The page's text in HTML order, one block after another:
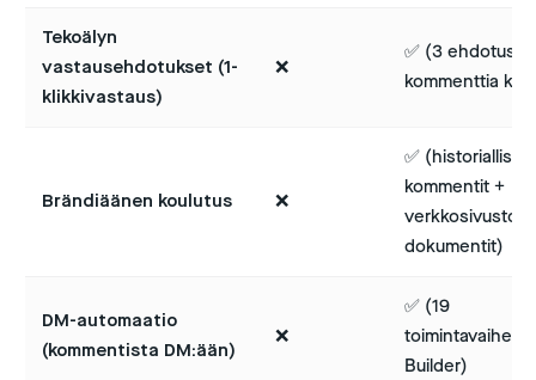
Tekoälyn
vastausehdotukset (1-
klikkivastaus)
❌
✅ (3 ehdotusta
kommenttia
Brändiäänen koulutus ❌
✅ (historialliset
kommentit +
verkkosivusto +
dokumentit)
DM-automaatio
(kommentista DM:ään)
❌
✅ (19
Builder)